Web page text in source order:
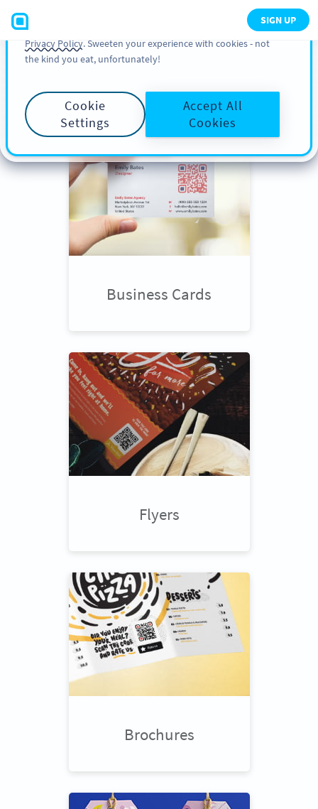
SIGN UP
Scroll down
to see QR Code use
cases
Business Cards
Flyers
Brochures
You can also find more information about cookies, our
analytic activities and your rights in our
Cookie Policyand
Privacy Policy. Sweeten your experience with cookies - not
the kind you eat, unfortunately!
Cookie
Settings
Accept All
Cookies